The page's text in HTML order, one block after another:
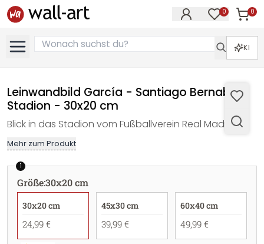
0 0
KI
Leinwandbild García - Santiago Bernabéu
Stadion - 30x20 cm
Blick in das Stadion vom Fußballverein Real Madrid
Mehr zum Produkt
1
Größe:30x20 cm
30x20 cm
24,99 €
45x30 cm
39,99 €
60x40 cm
49,99 €